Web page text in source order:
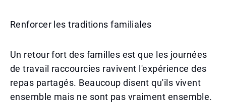
Renforcer les traditions familiales
Un retour fort des familles est que les journées
de travail raccourcies ravivent l'expérience des
repas partagés. Beaucoup disent qu'ils vivent
ensemble mais ne sont pas vraiment ensemble.